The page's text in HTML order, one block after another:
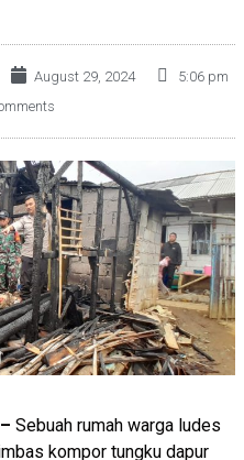
August 29, 2024
5:06 pm
Sebuah rumah warga ludes
kompor tungku dapur